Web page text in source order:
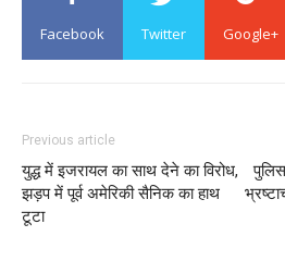
Facebook Twitter Google+
Previous article
युद्ध में इजरायल का साथ देने का विरोध,
झड़प में पूर्व अमेरिकी सैनिक का हाथ
टूटा